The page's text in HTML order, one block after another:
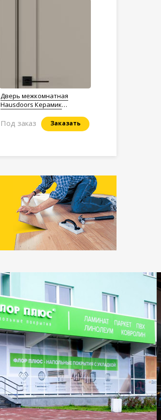
Дверь межкомнатная
Hausdoors Керамик
Заказать
Под заказ